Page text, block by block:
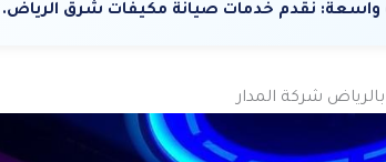
واسعة: نقدم خدمات صيانة مكيفات شرق
شركة المدار